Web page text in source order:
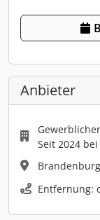
Anbieter
Seit 2024
Entfernung: